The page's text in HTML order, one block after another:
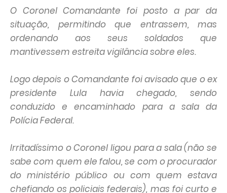
O Coronel Comandante foi posto a par da
situação, permitindo que entrassem, mas
ordenando aos seus soldados que
mantivessem estreita vigilância sobre eles.
Logo depois o Comandante foi avisado que o ex
presidente Lula havia chegado, sendo
conduzido e encaminhado para a sala da
Polícia Federal.
Irritadíssimo o Coronel ligou para a sala (não se
sabe com quem ele falou, se com o procurador
do ministério público ou com quem estava
chefiando os policiais federais), mas foi curto e